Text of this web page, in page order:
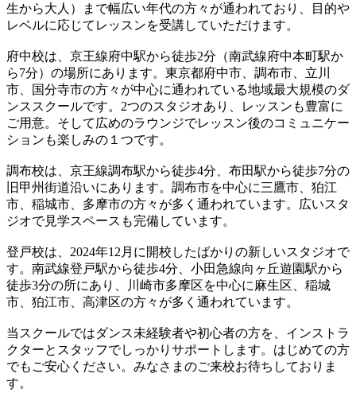
生から大人）まで幅広い年代の方々が通われており、目的や
レベルに応じてレッスンを受講していただけます。
府中校は、京王線府中駅から徒歩2分（南武線府中本町駅か
ら7分）の場所にあります。東京都府中市、調布市、立川
市、国分寺市の方々が中心に通われている地域最大規模のダ
ンススクールです。2つのスタジオあり、レッスンも豊富に
ご用意。そして広めのラウンジでレッスン後のコミュニケー
ションも楽しみの１つです。
調布校は、京王線調布駅から徒歩4分、布田駅から徒歩7分の
旧甲州街道沿いにあります。調布市を中心に三鷹市、狛江
市、稲城市、多摩市の方々が多く通われています。広いスタ
ジオで見学スペースも完備しています。
登戸校は、2024年12月に開校したばかりの新しいスタジオで
す。南武線登戸駅から徒歩4分、小田急線向ヶ丘遊園駅から
徒歩3分の所にあり、川崎市多摩区を中心に麻生区、稲城
市、狛江市、高津区の方々が多く通われています。
当スクールではダンス未経験者や初心者の方を、インストラ
クターとスタッフでしっかりサポートします。はじめての方
でもご安心ください。みなさまのご来校お待ちしておりま
す。